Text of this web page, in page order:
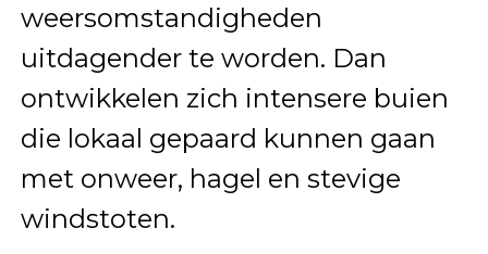
weersomstandigheden
uitdagender te worden. Dan
ontwikkelen zich intensere buien
die lokaal gepaard kunnen gaan
met onweer, hagel en stevige
windstoten.